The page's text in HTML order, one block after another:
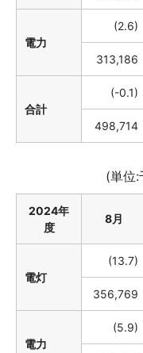
電力
(2.6)
313,186
合計
(-0.1)
498,714
(単位
2024年
度
8月
電灯
(13.7)
356,769
電力
(5.9)